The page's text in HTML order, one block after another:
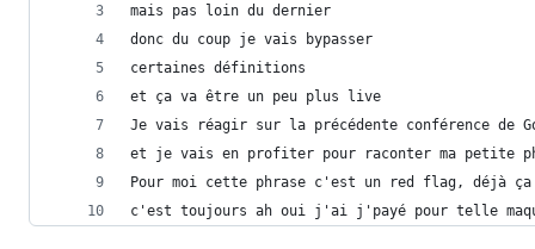
mais pas loin du dernier
donc du coup je vais bypasser
certaines définitions
et ça va être un peu plus live
Je vais réagir sur la précédente conférence de
et je vais en profiter pour raconter ma petite
Pour moi cette phrase c'est un red flag, déjà
c'est toujours ah oui j'ai j'payé pour telle